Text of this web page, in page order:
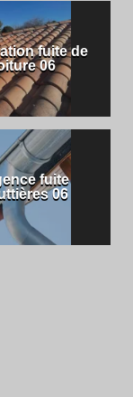
fuite de
06
fuite
06